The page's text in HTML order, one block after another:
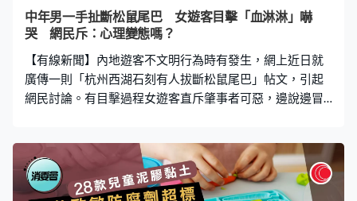
示，廣告牌位置由大廈業主出租，租約已近20年。根據公
司報價單，協和街該幅牆設有五個廣告位，每位月租4,000
計20年總收入可高達
中年男一手扯斷松鼠尾巴 女遊客目擊「血淋淋」嚇
哭 網民斥：心理變態嗎？
【有線新聞】內地遊客不文明行為時有發生，網上近日就
廣傳一則「杭州西湖石刻有人拔斷松鼠尾巴」帖文，引起
網民討論。有目擊過程女遊客直斥肇事者可惡，邊說邊冒
刻」旁目擊該男子行為，「當時，我們看到一名男子也在
看松鼠，他在地上撿了一小截玉米吸引其中一只松鼠，並
試圖摸它。」她表示和朋友在原地拍照時，忽然聽到松鼠